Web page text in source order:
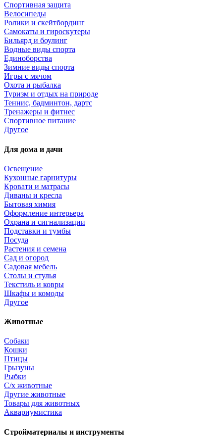
Спортивная защита
Велосипеды
Ролики и скейтбординг
Самокаты и гироскутеры
Бильярд и боулинг
Водные виды спорта
Единоборства
Зимние виды спорта
Игры с мячом
Охота и рыбалка
Туризм и отдых на природе
Теннис, бадминтон, дартс
Тренажеры и фитнес
Спортивное питание
Другое
Для дома и дачи
Освещение
Кухонные гарнитуры
Кровати и матрасы
Диваны и кресла
Бытовая химия
Оформление интерьера
Охрана и сигнализации
Подставки и тумбы
Посуда
Растения и семена
Сад и огород
Садовая мебель
Столы и стулья
Текстиль и ковры
Шкафы и комоды
Другое
Животные
Собаки
Кошки
Птицы
Грызуны
Рыбки
С/х животные
Другие животные
Товары для животных
Аквариумистика
Стройматериалы и инструменты